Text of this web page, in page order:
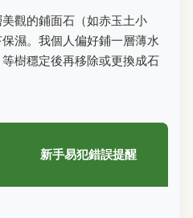
觀的鋪面石（如赤玉土小
濕。我個人偏好鋪一層薄水
樹穩定後再移除或更換成石
新手易犯錯誤提醒